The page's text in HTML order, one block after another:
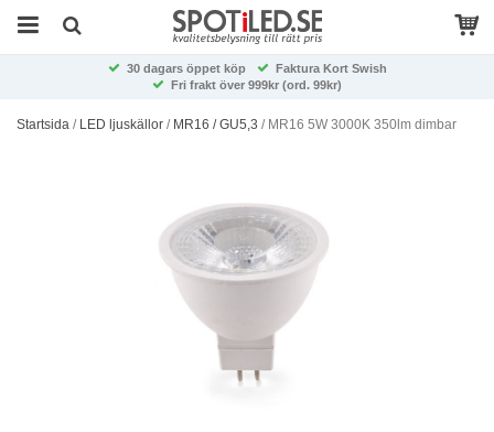
30 dagars öppet köp
Faktura Kort Swish
Fri frakt över 999kr (ord. 99kr)
Startsida / LED ljuskällor / MR16 / GU5,3 / MR16 5W 3000K 350lm dimbar